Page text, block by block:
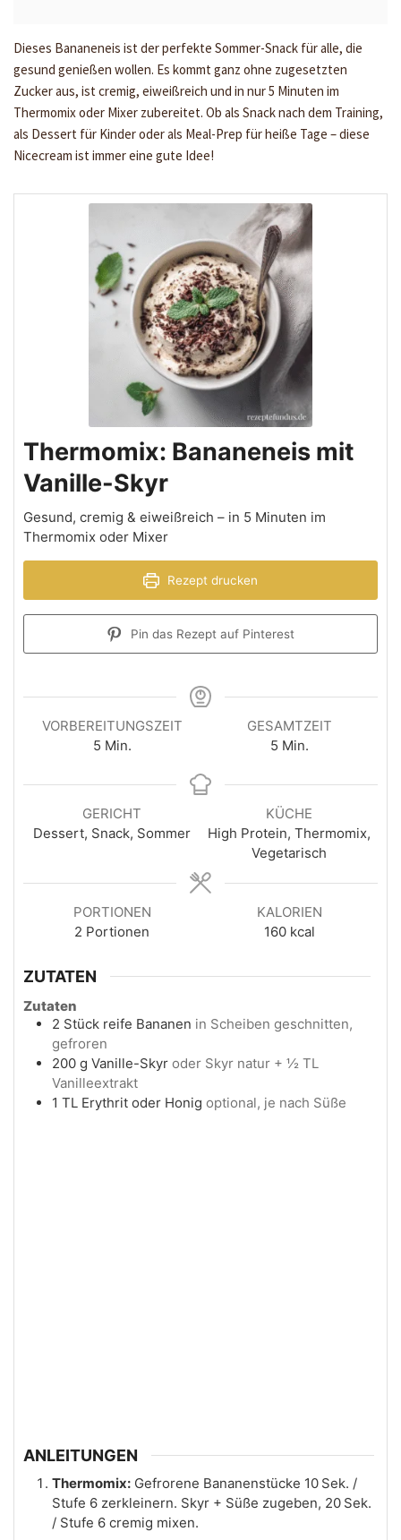
Dieses Bananeneis ist der perfekte Sommer-Snack für alle, die
gesund genießen wollen. Es kommt ganz ohne zugesetzten
Zucker aus, ist cremig, eiweißreich und in nur 5 Minuten im
Thermomix oder Mixer zubereitet. Ob als Snack nach dem Training,
als Dessert für Kinder oder als Meal-Prep für heiße Tage – diese
Nicecream ist immer eine gute Idee!
Thermomix: Bananeneis mit
Vanille-Skyr
Gesund, cremig & eiweißreich – in 5 Minuten im
Thermomix oder Mixer
Rezept drucken
Pin das Rezept auf Pinterest
VORBEREITUNGSZEIT
5 Min.
GESAMTZEIT
5 Min.
GERICHT
Dessert, Snack, Sommer
KÜCHE
High Protein, Thermomix,
Vegetarisch
PORTIONEN
2 Portionen
KALORIEN
160 kcal
ZUTATEN
Zutaten
2 Stück reife Bananen in Scheiben geschnitten,
gefroren
200 g Vanille-Skyr oder Skyr natur + ½ TL
Vanilleextrakt
1 TL Erythrit oder Honig optional, je nach Süße
ANLEITUNGEN
Thermomix: Gefrorene Bananenstücke 10 Sek. /
Stufe 6 zerkleinern. Skyr + Süße zugeben, 20 Sek.
/ Stufe 6 cremig mixen.